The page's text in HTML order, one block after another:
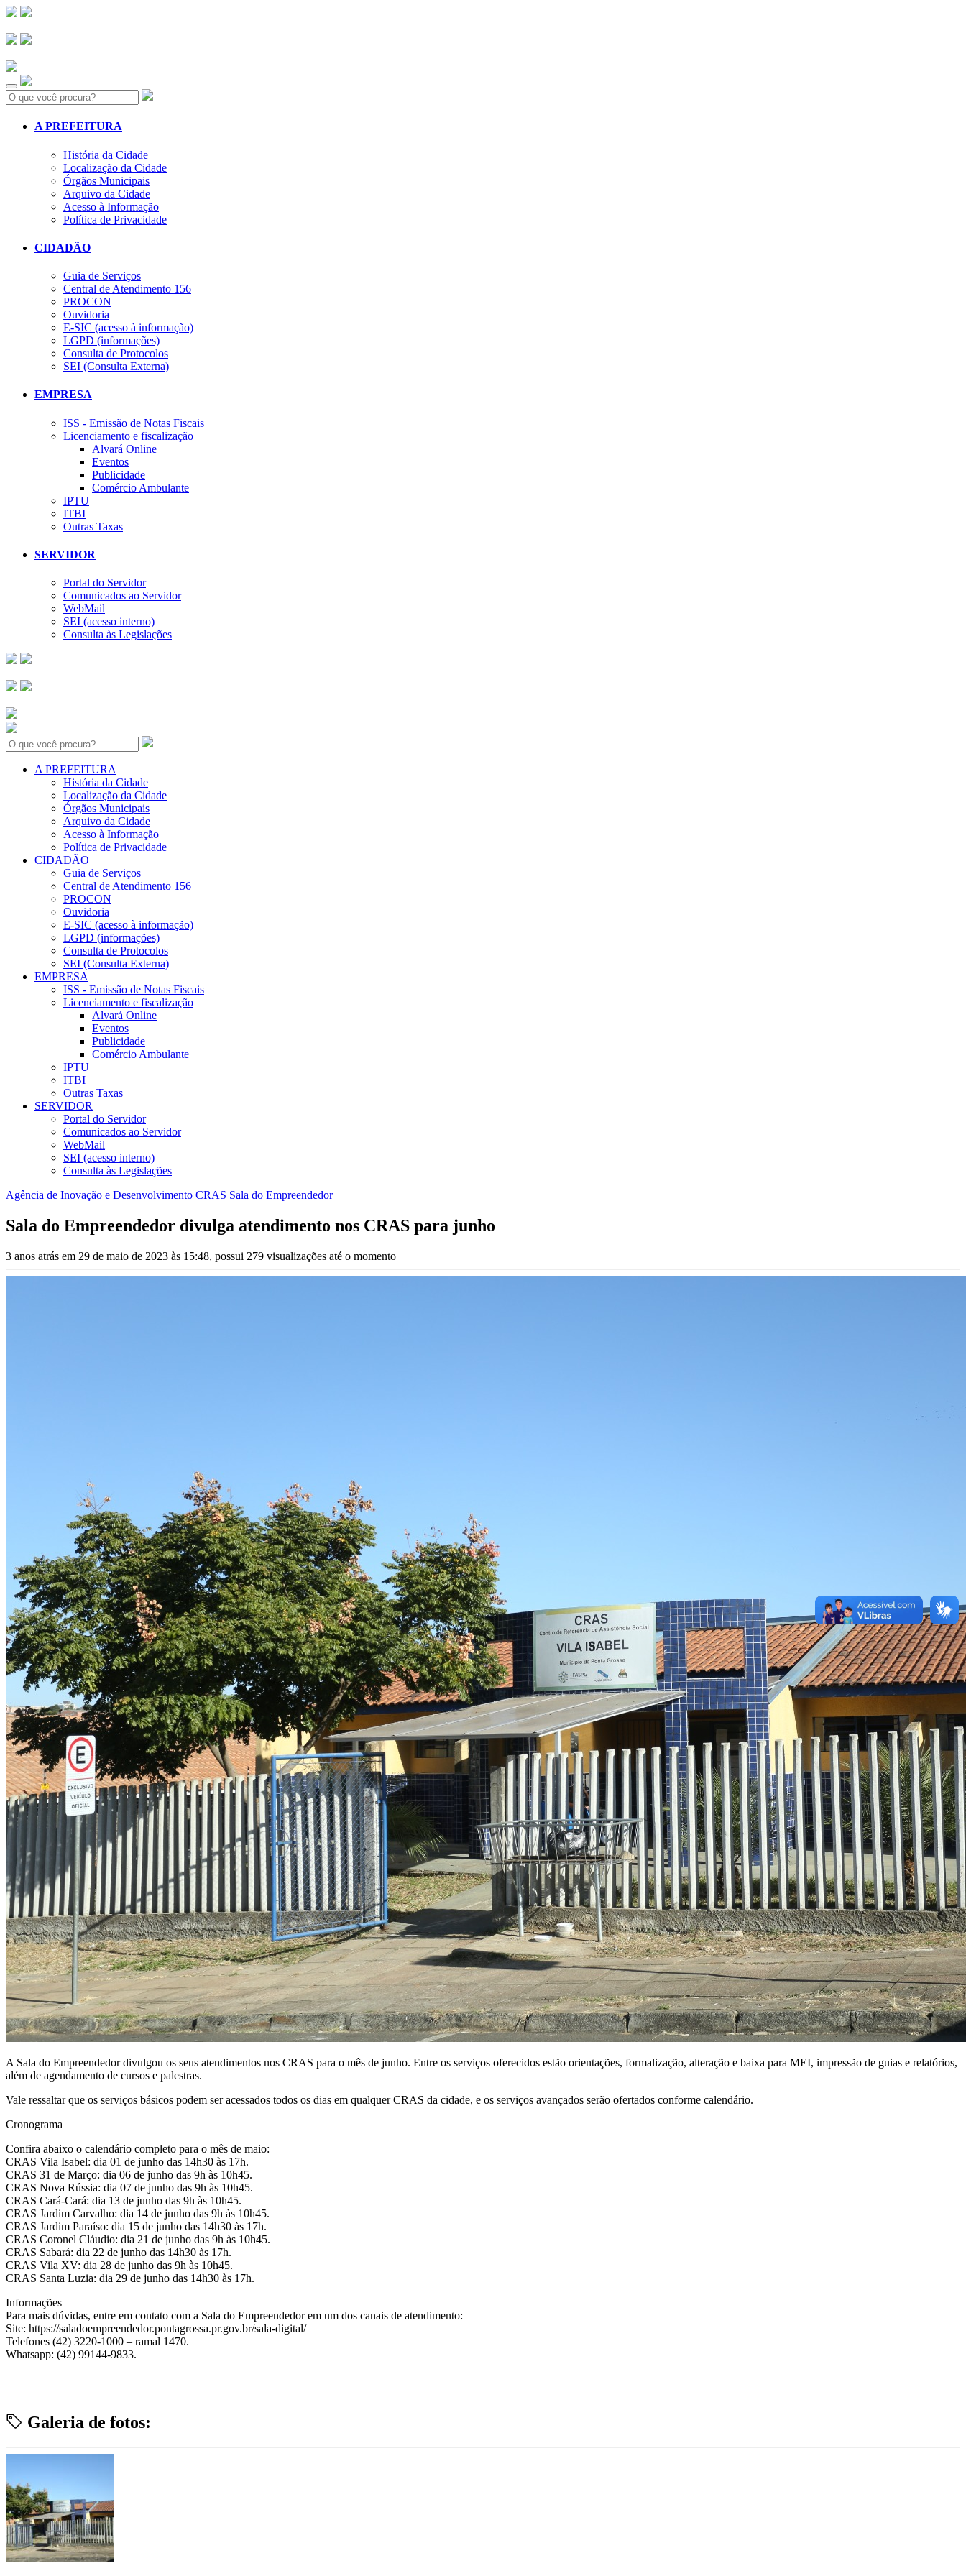
Search:
A PREFEITURA
História da Cidade
Localização da Cidade
Órgãos Municipais
Arquivo da Cidade
Acesso à Informação
Política de Privacidade
CIDADÃO
Guia de Serviços
Central de Atendimento 156
PROCON
Ouvidoria
E-SIC (acesso à informação)
LGPD (informações)
Consulta de Protocolos
SEI (Consulta Externa)
EMPRESA
ISS - Emissão de Notas Fiscais
Licenciamento e fiscalização
Alvará Online
Eventos
Publicidade
Comércio Ambulante
IPTU
ITBI
Outras Taxas
SERVIDOR
Portal do Servidor
Comunicados ao Servidor
WebMail
SEI (acesso interno)
Consulta às Legislações
Search:
A PREFEITURA
História da Cidade
Localização da Cidade
Órgãos Municipais
Arquivo da Cidade
Acesso à Informação
Política de Privacidade
CIDADÃO
Guia de Serviços
Central de Atendimento 156
PROCON
Ouvidoria
E-SIC (acesso à informação)
LGPD (informações)
Consulta de Protocolos
SEI (Consulta Externa)
EMPRESA
ISS - Emissão de Notas Fiscais
Licenciamento e fiscalização
Alvará Online
Eventos
Publicidade
Comércio Ambulante
IPTU
ITBI
Outras Taxas
SERVIDOR
Portal do Servidor
Comunicados ao Servidor
WebMail
SEI (acesso interno)
Consulta às Legislações
Agência de Inovação e Desenvolvimento CRAS Sala do Empreendedor
Sala do Empreendedor divulga atendimento nos CRAS para junho
3 anos atrás em 29 de maio de 2023 às 15:48, possui 279 visualizações até o momento
A Sala do Empreendedor divulgou os seus atendimentos nos CRAS para o mês de junho. Entre os serviços oferecidos estão orientações, formalização, alteração e baixa para MEI, impressão de guias e relatórios,
além de agendamento de cursos e palestras.
Vale ressaltar que os serviços básicos podem ser acessados todos os dias em qualquer CRAS da cidade, e os serviços avançados serão ofertados conforme calendário.
Cronograma
Confira abaixo o calendário completo para o mês de maio:
CRAS Vila Isabel: dia 01 de junho das 14h30 às 17h.
CRAS 31 de Março: dia 06 de junho das 9h às 10h45.
CRAS Nova Rússia: dia 07 de junho das 9h às 10h45.
CRAS Cará-Cará: dia 13 de junho das 9h às 10h45.
CRAS Jardim Carvalho: dia 14 de junho das 9h às 10h45.
CRAS Jardim Paraíso: dia 15 de junho das 14h30 às 17h.
CRAS Coronel Cláudio: dia 21 de junho das 9h às 10h45.
CRAS Sabará: dia 22 de junho das 14h30 às 17h.
CRAS Vila XV: dia 28 de junho das 9h às 10h45.
CRAS Santa Luzia: dia 29 de junho das 14h30 às 17h.
Informações
Para mais dúvidas, entre em contato com a Sala do Empreendedor em um dos canais de atendimento:
Site: https://saladoempreendedor.pontagrossa.pr.gov.br/sala-digital/
Telefones (42) 3220-1000 – ramal 1470.
Whatsapp: (42) 99144-9833.
Galeria de fotos: